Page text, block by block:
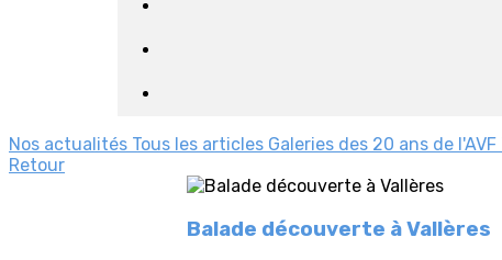
Nos actualités Tous les articles Galeries des 20 ans de l'AVF
Retour
Balade découverte à Vallères